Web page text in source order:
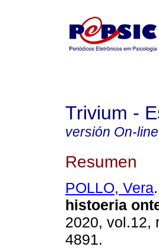
Trivium -
versión On-line
Resumen
POLLO, Vera.
histoeria
2020, vol.12,
4891.